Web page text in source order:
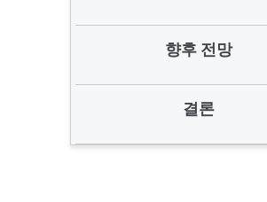
향후 전망
결론